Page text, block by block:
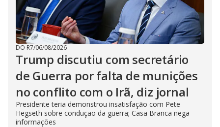
DO R7/06/08/2026
Trump discutiu com secretário
de Guerra por falta de munições
no conflito com o Irã, diz jornal
Presidente teria demonstrou insatisfação com Pete
Hegseth sobre condução da guerra; Casa Branca nega
informações